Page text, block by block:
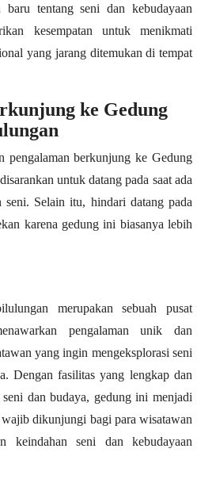
baru tentang seni dan kebudayaan
kesempatan untuk menikmati
yang jarang ditemukan di tempat
ke Gedung
pengalaman berkunjung ke Gedung
untuk datang pada saat ada
seni. Selain itu, hindari datang pada
karena gedung ini biasanya lebih
merupakan sebuah pusat
pengalaman unik dan
yang ingin mengeksplorasi seni
Dengan fasilitas yang lengkap dan
seni dan budaya, gedung ini menjadi
wajib dikunjungi bagi para wisatawan
keindahan seni dan kebudayaan